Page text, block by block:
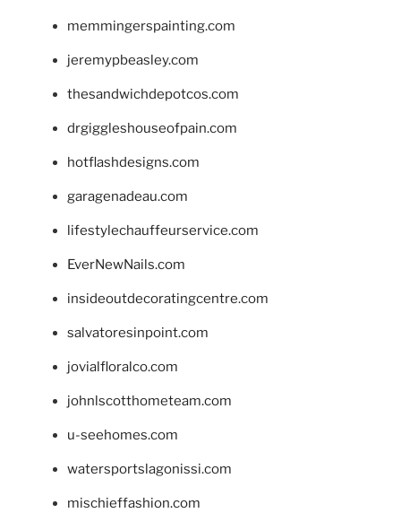
memmingerspainting.com
jeremypbeasley.com
thesandwichdepotcos.com
drgiggleshouseofpain.com
hotflashdesigns.com
garagenadeau.com
lifestylechauffeurservice.com
EverNewNails.com
insideoutdecoratingcentre.com
salvatoresinpoint.com
jovialfloralco.com
johnlscotthometeam.com
u-seehomes.com
watersportslagonissi.com
mischieffashion.com